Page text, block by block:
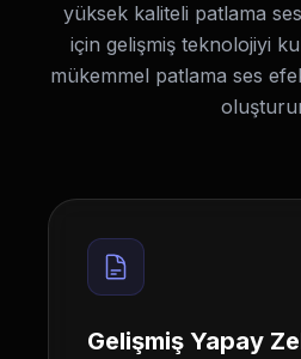
yüksek kaliteli patlama
için gelişmiş teknolojiyi
mükemmel patlama ses
Gelişmiş Yapay